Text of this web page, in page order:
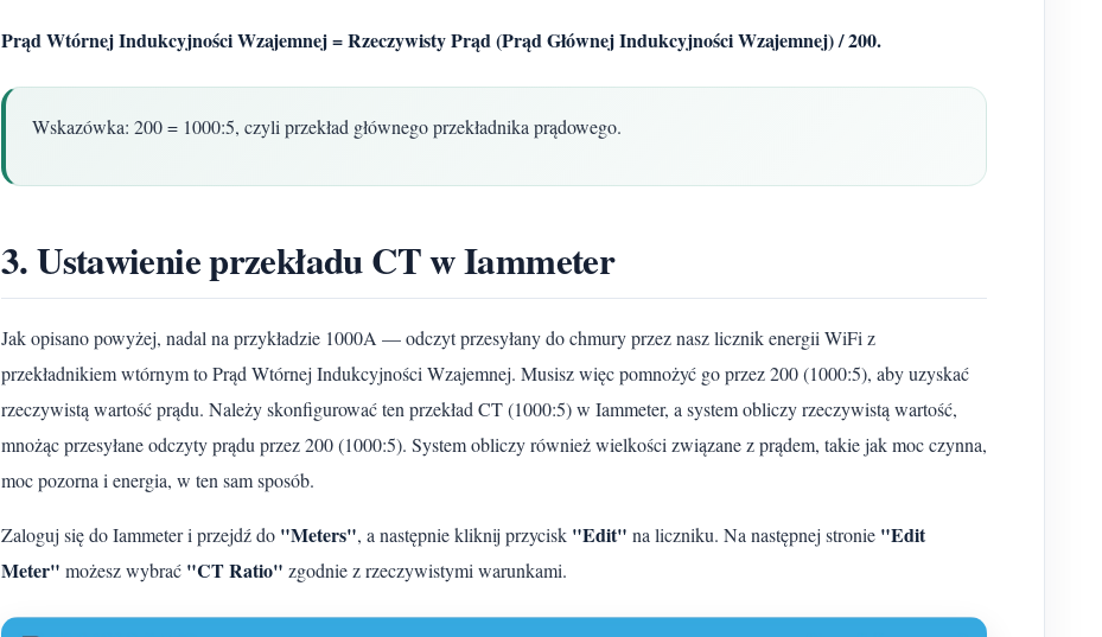
Prąd Wtórnej Indukcyjności Wzajemnej = Rzeczywisty Prąd (Prąd Głównej Indukcyjności Wzajemnej) / 200.
Wskazówka: 200 = 1000:5, czyli przekład głównego przekładnika prądowego.
3. Ustawienie przekładu CT w Iammeter
Jak opisano powyżej, nadal na przykładzie 1000A — odczyt przesyłany do chmury przez nasz licznik energii WiFi z
przekładnikiem wtórnym to Prąd Wtórnej Indukcyjności Wzajemnej. Musisz więc pomnożyć go przez 200 (1000:5), aby uzyskać
rzeczywistą wartość prądu. Należy skonfigurować ten przekład CT (1000:5) w Iammeter, a system obliczy rzeczywistą wartość,
mnożąc przesyłane odczyty prądu przez 200 (1000:5). System obliczy również wielkości związane z prądem, takie jak moc czynna,
moc pozorna i energia, w ten sam sposób.
Zaloguj się do Iammeter i przejdź do "Meters", a następnie kliknij przycisk "Edit" na liczniku. Na następnej stronie "Edit
Meter" możesz wybrać "CT Ratio" zgodnie z rzeczywistymi warunkami.